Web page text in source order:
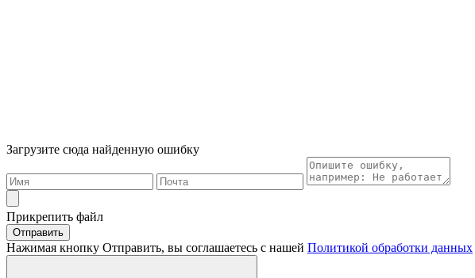
Загрузите сюда найденную ошибку
Прикрепить файл
Отправить
Нажимая кнопку Отправить, вы соглашаетесь с нашей Политикой обработки данных